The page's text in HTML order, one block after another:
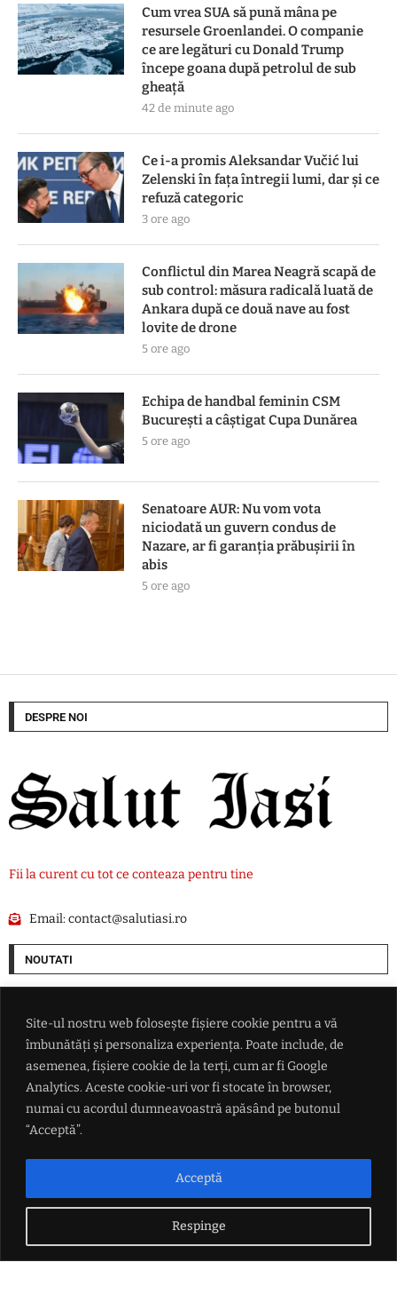
Site-ul nostru web folosește fișiere cookie pentru a vă
îmbunătăți și personaliza experiența. Poate include, de
asemenea, fișiere cookie de la terți, cum ar fi Google
Analytics. Aceste cookie-uri vor fi stocate în browser,
numai cu acordul dumneavoastră apăsând pe butonul
“Acceptă”.
Respinge
Acceptă
Cum vrea SUA să pună mâna pe
resursele Groenlandei. O companie
ce are legături cu Donald Trump
începe goana după petrolul de sub
gheață
42 de minute ago
Ce i-a promis Aleksandar Vučić lui
Zelenski în fața întregii lumi, dar și ce
refuză categoric
3 ore ago
Conflictul din Marea Neagră scapă de
sub control: măsura radicală luată de
Ankara după ce două nave au fost
lovite de drone
5 ore ago
Echipa de handbal feminin CSM
Bucureşti a câştigat Cupa Dunărea
5 ore ago
Senatoare AUR: Nu vom vota
niciodată un guvern condus de
Nazare, ar fi garanția prăbușirii în
abis
5 ore ago
DESPRE NOI
Fii la curent cu tot ce conteaza pentru tine
Email:contact@salutiasi.ro
NOUTATI
are legături cu Donald Trump începe goana după petrolul de sub gheață
Ce i-a promis Aleksandar Vučić lui Zelenski în fața întregii lumi, dar și
ce refuză categoric
Conflictul din Marea Neagră scapă de sub control: măsura radicală